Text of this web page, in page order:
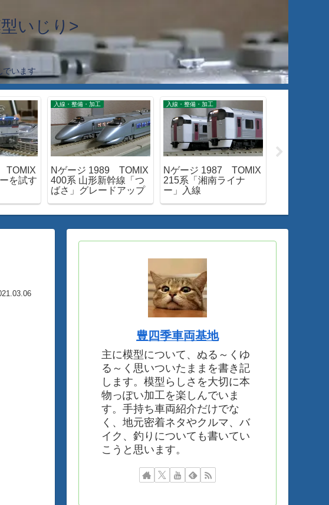
いじり>
います
TOMIX
を試す
入線・整備・加工
Nゲージ 1989 TOMIX
400系 山形新幹線「つ
ばさ」グレードアップ
入線・整備・加工
Nゲージ 1987 TOMIX
215系「湘南ライナ
ー」入線
豊四季車両基地
主に模型について、ぬる～くゆ
る～く思いついたままを書き記
します。模型らしさを大切に本
物っぽい加工を楽しんでいま
す。手持ち車両紹介だけでな
く、地元密着ネタやクルマ、バ
イク、釣りについても書いてい
こうと思います。